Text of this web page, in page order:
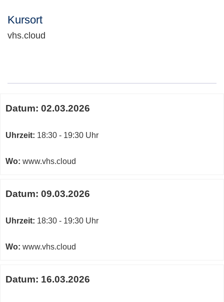
Kursort
vhs.cloud
zum
Kurs
Datum: 02.03.2026
Uhrzeit: 18:30 - 19:30 Uhr
Wo: www.vhs.cloud
Datum: 09.03.2026
Uhrzeit: 18:30 - 19:30 Uhr
Wo: www.vhs.cloud
Datum: 16.03.2026